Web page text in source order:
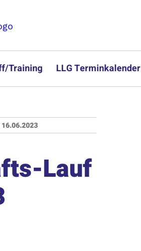
Training LLG Terminkalender
16.06.2023
Lauf